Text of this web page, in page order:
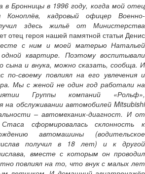
в Бронницы в 1996 году, когда мой отец
Коноплёв, кадровый офицер Военно-
здесь жильё от Министерства
отец героя нашей памятной статьи Денис
с ним и моей матерью Натальей
квартире. Поэтому воспитывали
сына и внука, можно сказать, сообща. И
своему повлиял на его увлечения и
Мы с женой не один год работали на
Группы компаний «Рольф»,
на обслуживании автомобилей Mitsubishi
– автомеханик-диагност. И от
сформировалась склонность к
автомашины (водительское
получил в 18 лет) и к другой
вместе с которым он проводил
повлиял на то, что внук с малых лет